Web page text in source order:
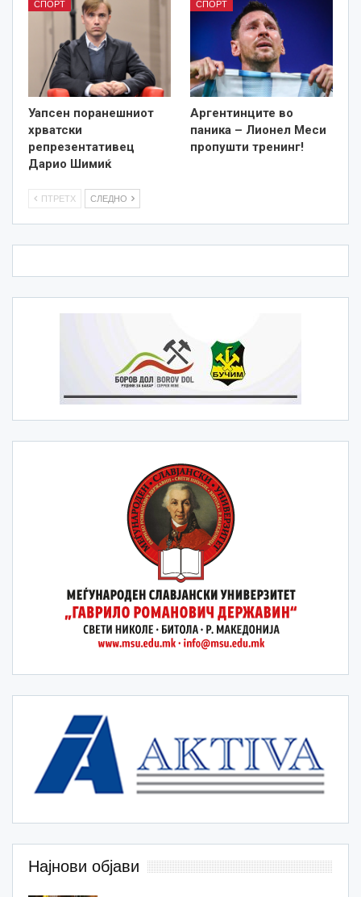
СПОРТ
Уапсен поранешниот
хрватски
репрезентативец
Дарио Шимиќ
СПОРТ
Аргентинците во
паника – Лионел Меси
пропушти тренинг!
ПТРЕТХ СЛЕДНО
Најнови објави